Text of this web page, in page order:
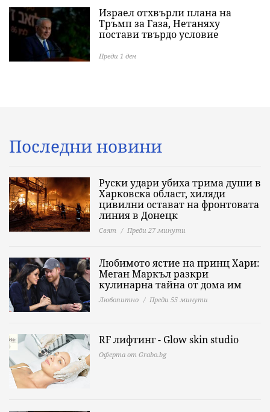
Израел отхвърли плана на
Тръмп за Газа, Нетаняху
постави твърдо условие
Преди 1 ден
Последни новини
Руски удари убиха трима души в
Харковска област, хиляди
цивилни остават на фронтовата
линия в Донецк
Свят Преди 27 минути
Любимото ястие на принц Хари:
Меган Маркъл разкри
кулинарна тайна от дома им
Любопитно Преди 55 минути
RF лифтинг - Glow skin studio
Оферта от Grabo.bg